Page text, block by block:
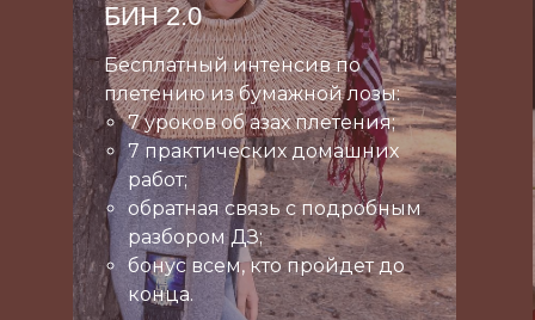
Ежедневник-планер
Все в одном месте
Разделено по блокам
Удобно
Готовый архив для ваших
заказов
Функциональное
планирование
Ежедневные записи